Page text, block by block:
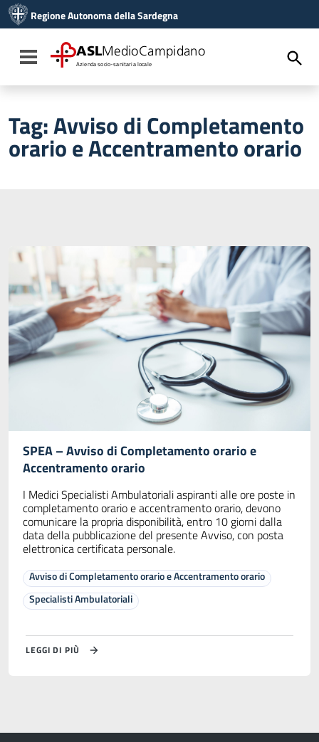
Vai al menu di navigazione
Vai al footer
Regione Autonoma della Sardegna
Toggle navigation
ASLMedioCampidano
Azienda socio-sanitaria locale
Tag:Avviso di Completamento
orario e Accentramento orario
SPEA – Avviso di Completamento orario e
Accentramento orario
I Medici Specialisti Ambulatoriali aspiranti alle ore poste in
completamento orario e accentramento orario, devono
comunicare la propria disponibilità, entro 10 giorni dalla
data della pubblicazione del presente Avviso, con posta
elettronica certificata personale.
Avviso di Completamento orario e Accentramento orario
Specialisti Ambulatoriali
LEGGI DI PIÙ